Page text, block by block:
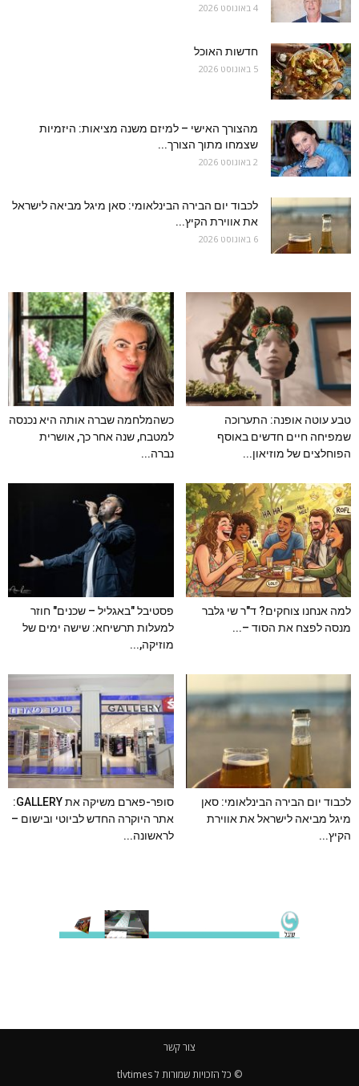
4 באוגוסט 2026
חדשות האוכל
5 באוגוסט 2026
מהצורך האישי – למיזם משנה מציאות: היזמיות
שצמחו מתוך הצורך...
2 באוגוסט 2026
לכבוד יום הבירה הבינלאומי: סאן מיגל מביאה לישראל
את אווירת הקיץ...
6 באוגוסט 2026
טבע עוטה אופנה: התערוכה
שמפיחה חיים חדשים באוסף
הפוחלצים של מוזיאון...
כשהמלחמה שברה אותה היא נכנסה
למטבח, שנה אחר כך, אושרית
נברה...
למה אנחנו צוחקים? ד"ר שי גלבר
מנסה לפצח את הסוד –...
פסטיבל "באגליל – שכנים" חוזר
למעלות תרשיחא: שישה ימים של
מוזיקה,...
לכבוד יום הבירה הבינלאומי: סאן
מיגל מביאה לישראל את אווירת
הקיץ...
סופר-פארם משיקה את GALLERY:
אתר היוקרה החדש לביוטי ובישום –
לראשונה...
צור קשר
© כל הזכויות שמורות ל tlvtimes